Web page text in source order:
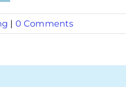
| 0 Comments